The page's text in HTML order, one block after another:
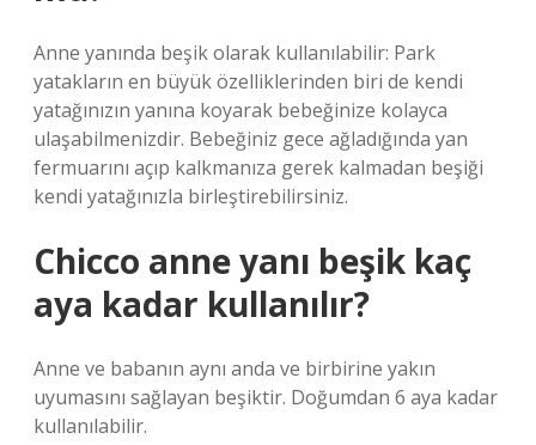
Anne yanında beşik olarak kullanılabilir: Park
yatakların en büyük özelliklerinden biri de kendi
yatağınızın yanına koyarak bebeğinize kolayca
ulaşabilmenizdir. Bebeğiniz gece ağladığında yan
fermuarını açıp kalkmanıza gerek kalmadan beşiği
kendi yatağınızla birleştirebilirsiniz.
Chicco anne yanı beşik kaç
aya kadar kullanılır?
Anne ve babanın aynı anda ve birbirine yakın
uyumasını sağlayan beşiktir. Doğumdan 6 aya kadar
kullanılabilir.